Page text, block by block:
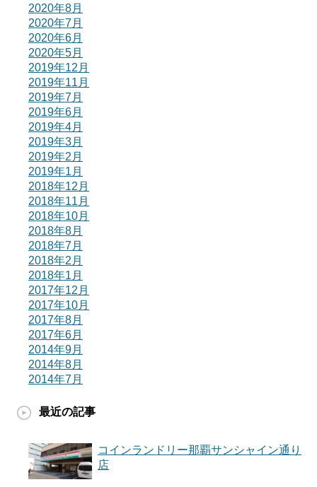
2020年8月
2020年7月
2020年6月
2020年5月
2019年12月
2019年11月
2019年7月
2019年6月
2019年4月
2019年3月
2019年2月
2019年1月
2018年12月
2018年11月
2018年10月
2018年8月
2018年7月
2018年2月
2018年1月
2017年12月
2017年10月
2017年8月
2017年6月
2014年9月
2014年8月
2014年7月
最近の記事
コインランドリー那覇サンシャイン通り
店